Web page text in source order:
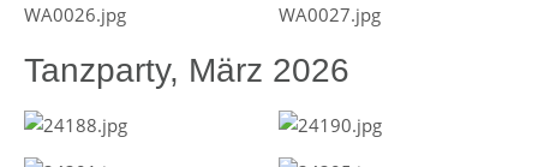
Tanzparty, März 2026